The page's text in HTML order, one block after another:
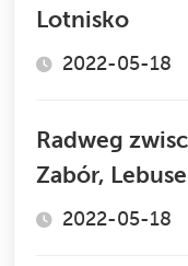
Lotnisko
2022-05-18
Radweg
Zabór,
2022-05-18